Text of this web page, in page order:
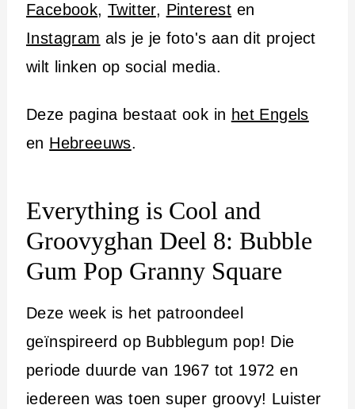
Facebook, Twitter, Pinterest en
Instagram als je je foto's aan dit project
wilt linken op social media.
Deze pagina bestaat ook in het Engels
en Hebreeuws.
Everything is Cool and
Groovyghan Deel 8: Bubble
Gum Pop Granny Square
Deze week is het patroondeel
geïnspireerd op Bubblegum pop! Die
periode duurde van 1967 tot 1972 en
iedereen was toen super groovy! Luister